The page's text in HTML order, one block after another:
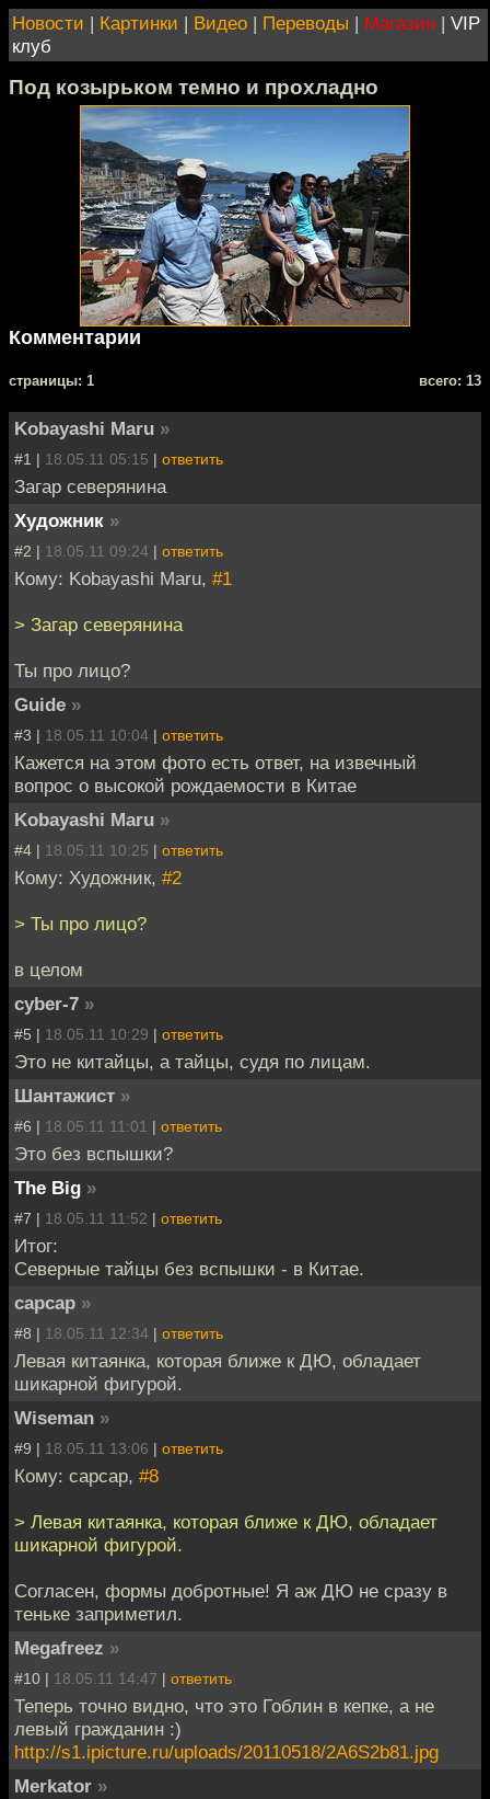
Новости | Картинки | Видео | Переводы | Магазин | VIP
клуб
Под козырьком темно и прохладно
Комментарии
cтраницы: 1 всего: 13
Kobayashi Maru »
#1 | 18.05.11 05:15 | ответить
Загар северянина
Художник »
#2 | 18.05.11 09:24 | ответить
Кому: Kobayashi Maru, #1
> Загар северянина
Ты про лицо?
Guide »
#3 | 18.05.11 10:04 | ответить
Кажется на этом фото есть ответ, на извечный
вопрос о высокой рождаемости в Китае
Kobayashi Maru »
#4 | 18.05.11 10:25 | ответить
Кому: Художник, #2
> Ты про лицо?
в целом
cyber-7 »
#5 | 18.05.11 10:29 | ответить
Это не китайцы, а тайцы, судя по лицам.
Шантажист »
#6 | 18.05.11 11:01 | ответить
Это без вспышки?
The Big »
#7 | 18.05.11 11:52 | ответить
Итог:
Северные тайцы без вспышки - в Китае.
capcap »
#8 | 18.05.11 12:34 | ответить
Левая китаянка, которая ближе к ДЮ, обладает
шикарной фигурой.
Wiseman »
#9 | 18.05.11 13:06 | ответить
Кому: capcap, #8
> Левая китаянка, которая ближе к ДЮ, обладает
шикарной фигурой.
Согласен, формы добротные! Я аж ДЮ не сразу в
теньке заприметил.
Megafreez »
#10 | 18.05.11 14:47 | ответить
Теперь точно видно, что это Гоблин в кепке, а не
левый гражданин :)
http://s1.ipicture.ru/uploads/20110518/2A6S2b81.jpg
Merkator »